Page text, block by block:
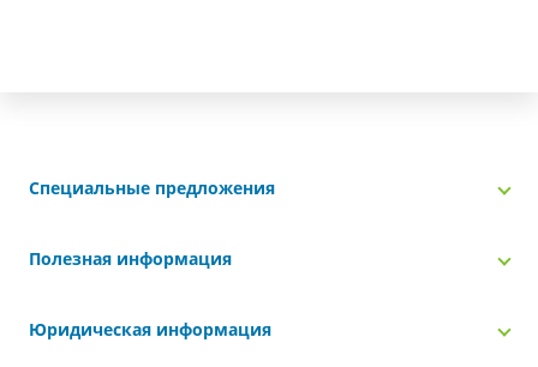
Специальные предложения
Полезная информация
Юридическая информация